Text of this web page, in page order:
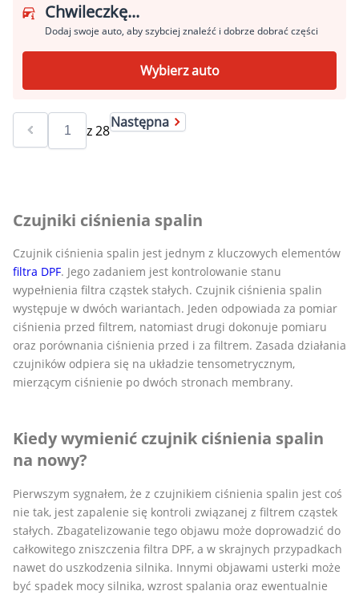
Chwileczkę...
Dodaj swoje auto, aby szybciej znaleźć i dobrze dobrać części
Wybierz auto
z28Następna
Czujniki ciśnienia spalin
Czujnik ciśnienia spalin jest jednym z kluczowych elementów
filtra DPF. Jego zadaniem jest kontrolowanie stanu
wypełnienia filtra cząstek stałych. Czujnik ciśnienia spalin
występuje w dwóch wariantach. Jeden odpowiada za pomiar
ciśnienia przed filtrem, natomiast drugi dokonuje pomiaru
oraz porównania ciśnienia przed i za filtrem. Zasada działania
czujników odpiera się na układzie tensometrycznym,
mierzącym ciśnienie po dwóch stronach membrany.
Kiedy wymienić czujnik ciśnienia spalin
na nowy?
Pierwszym sygnałem, że z czujnikiem ciśnienia spalin jest coś
nie tak, jest zapalenie się kontroli związanej z filtrem cząstek
stałych. Zbagatelizowanie tego objawu może doprowadzić do
całkowitego zniszczenia filtra DPF, a w skrajnych przypadkach
nawet do uszkodzenia silnika. Innymi objawami usterki może
być spadek mocy silnika, wzrost spalania oraz ewentualnie